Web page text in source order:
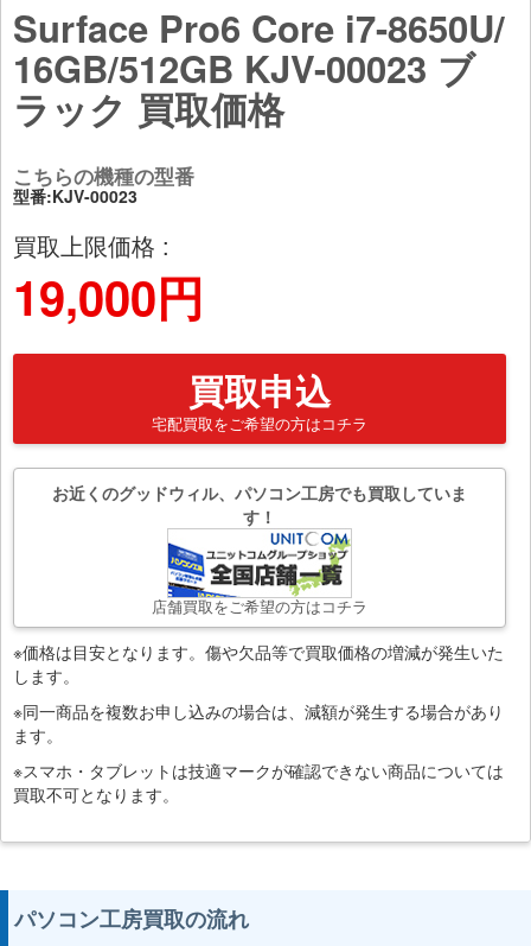
Surface Pro6 Core i7-8650U/
16GB/512GB KJV-00023 ブ
ラック 買取価格
こちらの機種の型番
型番:KJV-00023
買取上限価格 :
19,000円
買取申込
宅配買取をご希望の方はコチラ
お近くのグッドウィル、パソコン工房でも買取していま
す！
店舗買取をご希望の方はコチラ
※価格は目安となります。傷や欠品等で買取価格の増減が発生いた
します。
※同一商品を複数お申し込みの場合は、減額が発生する場合があり
ます。
※スマホ・タブレットは技適マークが確認できない商品については
買取不可となります。
パソコン工房買取の流れ